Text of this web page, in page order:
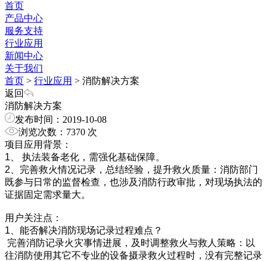
首页
产品中心
服务支持
行业应用
新闻中心
关于我们
首页 > 行业应用 > 消防解决方案
返回
消防解决方案
发布时间：2019-10-08
浏览次数：7370 次
项目应用背景：
1、 执法装备老化，需强化基础保障。
2、完善救火情况记录，总结经验，提升救火质量：消防部门
既参与日常的监督检查，也涉及消防行政审批，对现场执法的
证据固定需求量大。
用户关注点：
1、能否解决消防现场记录过程难点？
完善消防记录火灾事情进展 ，及时调整救火与救人策略 ：以
往消防使用其它不专业的设备摄录救火过程时，没有完整记录